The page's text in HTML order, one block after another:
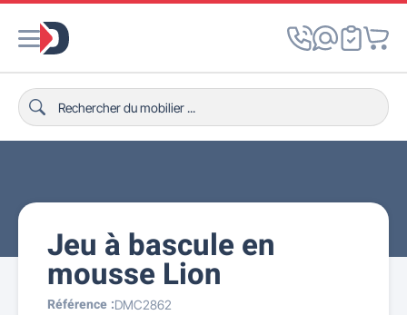
Jeu à bascule en
mousse Lion
Référence :DMC2862